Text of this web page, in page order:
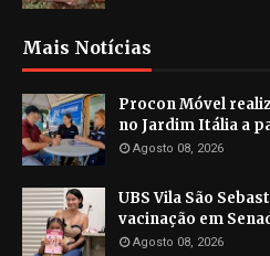
Mais Notícias
Procon Móvel
no Jardim Itália a
Agosto 08, 2026
UBS Vila São
vacinação em
Agosto 08, 2026